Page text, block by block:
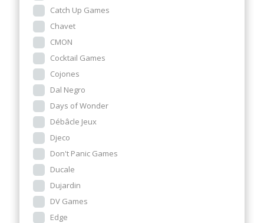
Catch Up Games
Chavet
CMON
Cocktail Games
Cojones
Dal Negro
Days of Wonder
Débâcle Jeux
Djeco
Don't Panic Games
Ducale
Dujardin
DV Games
Edge